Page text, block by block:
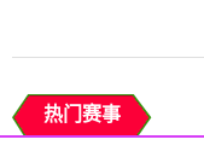
热门赛事